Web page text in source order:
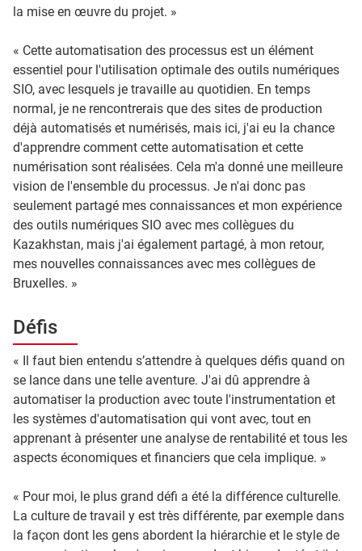
la mise en œuvre du projet. »
« Cette automatisation des processus est un élément
essentiel pour l'utilisation optimale des outils numériques
SIO, avec lesquels je travaille au quotidien. En temps
normal, je ne rencontrerais que des sites de production
déjà automatisés et numérisés, mais ici, j'ai eu la chance
d'apprendre comment cette automatisation et cette
numérisation sont réalisées. Cela m'a donné une meilleure
vision de l'ensemble du processus. Je n'ai donc pas
seulement partagé mes connaissances et mon expérience
des outils numériques SIO avec mes collègues du
Kazakhstan, mais j'ai également partagé, à mon retour,
mes nouvelles connaissances avec mes collègues de
Bruxelles. »
Défis
« Il faut bien entendu s’attendre à quelques défis quand on
se lance dans une telle aventure. J'ai dû apprendre à
automatiser la production avec toute l'instrumentation et
les systèmes d'automatisation qui vont avec, tout en
apprenant à présenter une analyse de rentabilité et tous les
aspects économiques et financiers que cela implique. »
« Pour moi, le plus grand défi a été la différence culturelle.
La culture de travail y est très différente, par exemple dans
la façon dont les gens abordent la hiérarchie et le style de